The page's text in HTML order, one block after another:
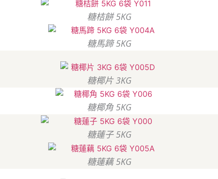
糖桔餅 5KG
糖馬蹄 5KG
糖椰片 3KG
糖椰角 5KG
糖蓮子 5KG
糖蓮藕 5KG